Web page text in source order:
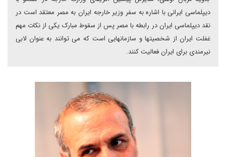
دیپلماسی ایرانی با اشاره به سفر وزیر خارجه ایران به مصر معتقد است در
نقد دیپلماسی ایران در رابطه با مصر پس از سقوط مبارک یکی از نکات مهم
غفلت ایران از شخصیتها و سازمانهایی است که می توانند به عنوان لابی
نیرمندی برای ایران فعالیت کنند.